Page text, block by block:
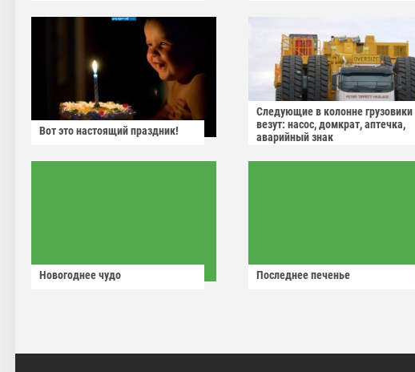
Вот это настоящий праздник!
Следующие в колонне грузовики
везут: насос, домкрат, аптечка,
аварийный знак
Новогоднее чудо Последнее печенье